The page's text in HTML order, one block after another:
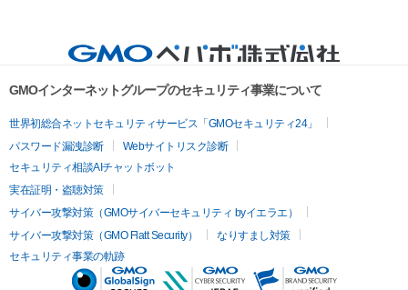
GMOインターネットグループのセキュリティ事業について
世界初総合ネットセキュリティサービス「GMOセキュリティ24」
パスワード漏洩診断
Webサイトリスク診断
セキュリティ相談AIチャットボット
実在証明・盗聴対策
サイバー攻撃対策（GMOサイバーセキュリティ byイエラエ）
サイバー攻撃対策（GMO Flatt Security）
なりすまし対策
セキュリティ事業の軌跡